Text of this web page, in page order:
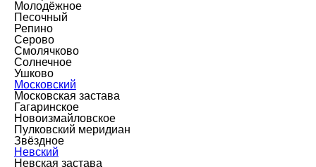
Молодёжное
Песочный
Репино
Серово
Смолячково
Солнечное
Ушково
Московский
Московская застава
Гагаринское
Новоизмайловское
Пулковский меридиан
Звёздное
Невский
Невская застава